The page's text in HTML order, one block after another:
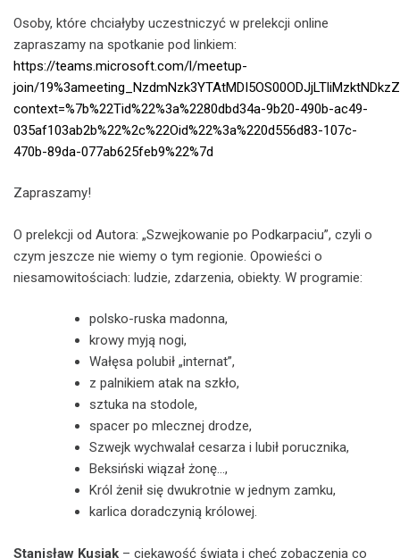
Osoby, które chciałyby uczestniczyć w prelekcji online
zapraszamy na spotkanie pod linkiem:
https://teams.microsoft.com/l/meetup-
join/
context=%7b%22Tid%22%3a%2280dbd34a-9b20-490b-ac49-
035af103ab2b%22%2c%22Oid%22%3a%220d556d83-107c-
470b-89da-077ab625feb9%22%7d
Zapraszamy!
O prelekcji od Autora: „Szwejkowanie po Podkarpaciu”, czyli o
czym jeszcze nie wiemy o tym regionie. Opowieści o
niesamowitościach: ludzie, zdarzenia, obiekty. W programie:
polsko-ruska madonna,
krowy myją nogi,
Wałęsa polubił „internat”,
z palnikiem atak na szkło,
sztuka na stodole,
spacer po mlecznej drodze,
Szwejk wychwalał cesarza i lubił porucznika,
Beksiński wiązał żonę…,
Król żenił się dwukrotnie w jednym zamku,
karlica doradczynią królowej.
Stanisław Kusiak – ciekawość świata i chęć zobaczenia co